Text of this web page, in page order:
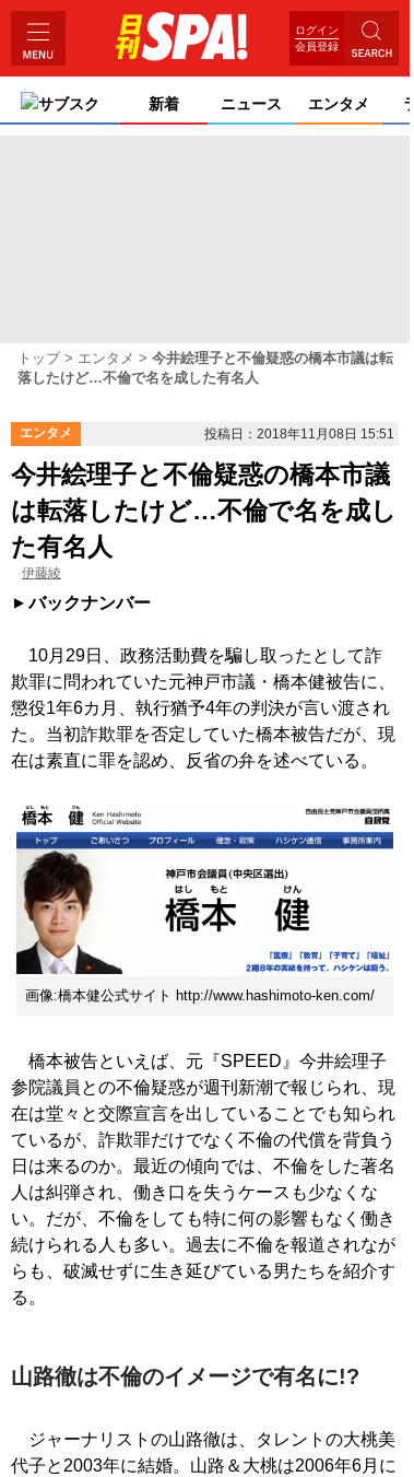
ログイン
会員登録
サブスク 新着 ニュース エンタメ
トップ エンタメ
今井絵理子と不倫疑惑の橋本市議は転
落したけど…不倫で名を成した有名人
エンタメ 投稿日：2018年11月08日 15:51
今井絵理子と不倫疑惑の橋本市議
は転落したけど…不倫で名を成し
た有名人
伊藤綾
バックナンバー
10月29日、政務活動費を騙し取ったとして詐
欺罪に問われていた元神戸市議・橋本健被告に、
懲役1年6カ月、執行猶予4年の判決が言い渡され
た。当初詐欺罪を否定していた橋本被告だが、現
在は素直に罪を認め、反省の弁を述べている。
画像:橋本健公式サイト http://www.hashimoto-ken.com/
橋本被告といえば、元『SPEED』今井絵理子
参院議員との不倫疑惑が週刊新潮で報じられ、現
在は堂々と交際宣言を出していることでも知られ
ているが、詐欺罪だけでなく不倫の代償を背負う
日は来るのか。最近の傾向では、不倫をした著名
人は糾弾され、働き口を失うケースも少なくな
い。だが、不倫をしても特に何の影響もなく働き
続けられる人も多い。過去に不倫を報道されなが
らも、破滅せずに生き延びている男たちを紹介す
る。
山路徹は不倫のイメージで有名に!?
ジャーナリストの山路徹は、タレントの大桃美
代子と2003年に結婚。山路＆大桃は2006年6月に